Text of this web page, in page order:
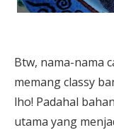
Btw, nama-nama
memang classy
lho! Padahal
utama yang